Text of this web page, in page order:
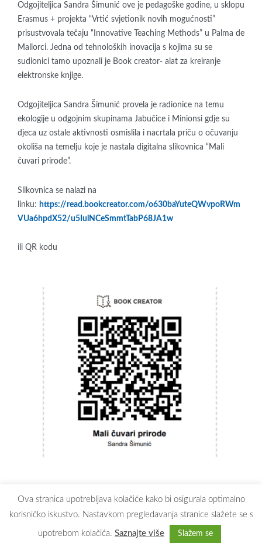
Odgojiteljica Sandra Šimunić ove je pedagoške godine, u sklopu
Erasmus + projekta “Vrtić svjetionik novih mogućnosti”
prisustvovala tečaju “Innovative Teaching Methods” u Palma de
Mallorci. Jedna od tehnoloških inovacija s kojima su se
sudionici tamo upoznali je Book creator- alat za kreiranje
elektronske knjige.
Odgojiteljica Sandra Šimunić provela je radionice na temu
ekologije u odgojnim skupinama Jabučice i Minionsi gdje su
djeca uz ostale aktivnosti osmislila i nacrtala priču o očuvanju
okoliša na temelju koje je nastala digitalna slikovnica “Mali
čuvari prirode”.
Slikovnica se nalazi na
linku: https://read.bookcreator.com/o630baYuteQWvpoRWm
VUa6hpdX52/u5IulNCeSmmtTabP68JA1w
ili QR kodu
Prikaz promatranja rada u
u DV 19th 4-Class
Ova stranica upotrebljava kolačiće kako bi osigurala optimalno
korisničko iskustvo. Nastavkom pregledavanja stranice slažete se s
upotrebom kolačića. Saznajte više Slažem se